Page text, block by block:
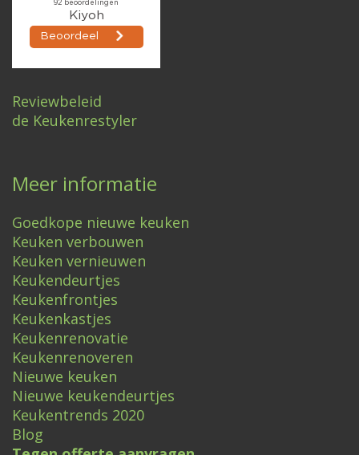
Reviewbeleid
de Keukenrestyler
Meer informatie
Goedkope nieuwe keuken
Keuken verbouwen
Keuken vernieuwen
Keukendeurtjes
Keukenfrontjes
Keukenkastjes
Keukenrenovatie
Keukenrenoveren
Nieuwe keuken
Nieuwe keukendeurtjes
Keukentrends 2020
Blog